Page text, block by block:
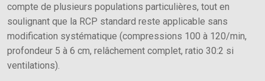
compte de plusieurs populations particulières, tout en
soulignant que la RCP standard reste applicable sans
modification systématique (compressions 100 à 120/min,
profondeur 5 à 6 cm, relâchement complet, ratio 30:2 si
ventilations).